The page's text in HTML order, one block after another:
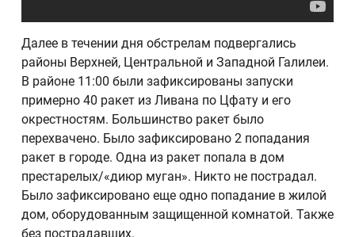
Далее в течении дня обстрелам подвергались
районы Верхней, Центральной и Западной Галилеи.
В районе 11:00 были зафиксированы запуски
примерно 40 ракет из Ливана по Цфату и его
окрестностям. Большинство ракет было
перехвачено. Было зафиксировано 2 попадания
ракет в городе. Одна из ракет попала в дом
престарелых/«диюр муган». Никто не пострадал.
Было зафиксировано еще одно попадание в жилой
дом, оборудованным защищенной комнатой. Также
без пострадавших.